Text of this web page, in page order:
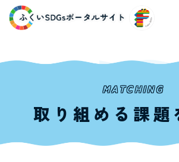
MATCHING
取り組める課題